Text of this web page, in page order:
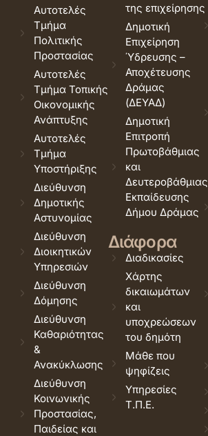
Αυτοτελές
Τμήμα
Πολιτικής
Προστασίας
Αυτοτελές
Τμήμα Τοπικής
Οικονομικής
Ανάπτυξης
Αυτοτελές
Τμήμα
Υποστήριξης
Διεύθυνση
Δημοτικής
Αστυνομίας
Διεύθυνση
Διοικητικών
Υπηρεσιών
Διεύθυνση
Δόμησης
Διεύθυνση
Καθαριότητας
&
Ανακύκλωσης
Διεύθυνση
Κοινωνικής
Προστασίας,
Παιδείας και
της επιχείρησης
Δημοτική
Επιχείρηση
Ύδρευσης –
Αποχέτευσης
Δράμας
(ΔΕΥΑΔ)
Δημοτική
Επιτροπή
Πρωτοβάθμιας
και
Δευτεροβάθμιας
Εκπαίδευσης
Δήμου Δράμας
Διάφορα
Διαδικασίες
Χάρτης
δικαιωμάτων
και
υποχρεώσεων
του δημότη
Μάθε που
ψηφίζεις
Υπηρεσίες
Τ.Π.Ε.